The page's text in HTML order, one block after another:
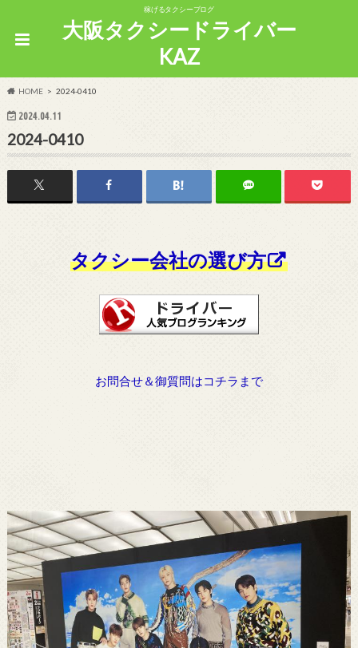
稼げるタクシーブログ
大阪タクシードライバー
KAZ
HOME 2024-0410
2024.04.11
2024-0410
タクシー会社の選び方
お問合せ＆御質問はコチラまで